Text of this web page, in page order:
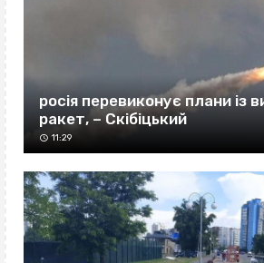
росія перевиконує плани із
ракет, – Скібіцький
11:29